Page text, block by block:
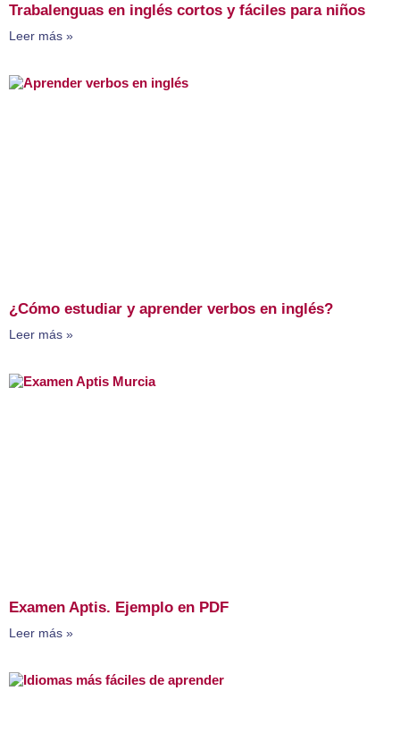
Trabalenguas en inglés cortos y fáciles para niños
Leer más »
¿Cómo estudiar y aprender verbos en inglés?
Leer más »
Examen Aptis. Ejemplo en PDF
Leer más »